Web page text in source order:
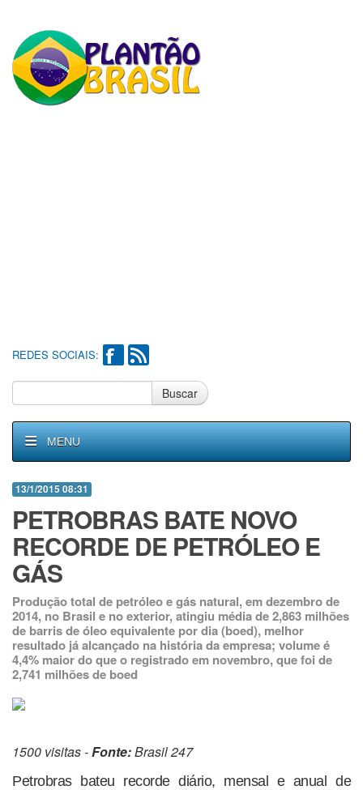
REDES SOCIAIS:
Buscar
MENU
13/1/2015 08:31
PETROBRAS BATE NOVO
RECORDE DE PETRÓLEO E
GÁS
Produção total de petróleo e gás natural, em dezembro de
2014, no Brasil e no exterior, atingiu média de 2,863 milhões
de barris de óleo equivalente por dia (boed), melhor
resultado já alcançado na história da empresa; volume é
4,4% maior do que o registrado em novembro, que foi de
2,741 milhões de boed
1500 visitas -Fonte:Brasil 247
Petrobras bateu recorde diário, mensal e anual de